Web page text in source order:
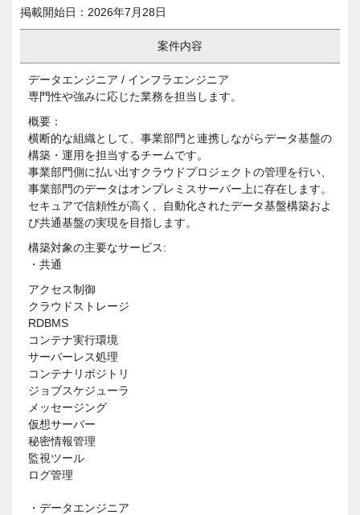
掲載開始日：2026年7月28日
案件内容
データエンジニア / インフラエンジニア
専門性や強みに応じた業務を担当します。
概要：
横断的な組織として、事業部門と連携しながらデータ基盤の
構築・運用を担当するチームです。
事業部門側に払い出すクラウドプロジェクトの管理を行い、
事業部門のデータはオンプレミスサーバー上に存在します。
セキュアで信頼性が高く、自動化されたデータ基盤構築およ
び共通基盤の実現を目指します。
構築対象の主要なサービス:
・共通
アクセス制御
クラウドストレージ
RDBMS
コンテナ実行環境
サーバーレス処理
コンテナリポジトリ
ジョブスケジューラ
メッセージング
仮想サーバー
秘密情報管理
監視ツール
ログ管理
・データエンジニア